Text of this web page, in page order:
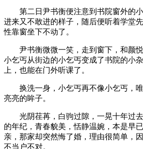
第二日尹书衡便注意到书院窗外的
进来又不敢进的样子，随后便听着学堂
性靠窗坐下不动了。
尹书衡微微一笑，走到窗下，和颜
小乞丐从街边的小乞丐变成了书院的小
上，也能在门外听课了。
换洗一身，小乞丐再不像小乞丐，
亮亮的眸子。
光阴荏苒，白驹过隙，一晃十年过
的年纪，青春貌美，恬静温婉，本是早
亲，那家却突然悔了婚，理由很简单，
不当户不对。